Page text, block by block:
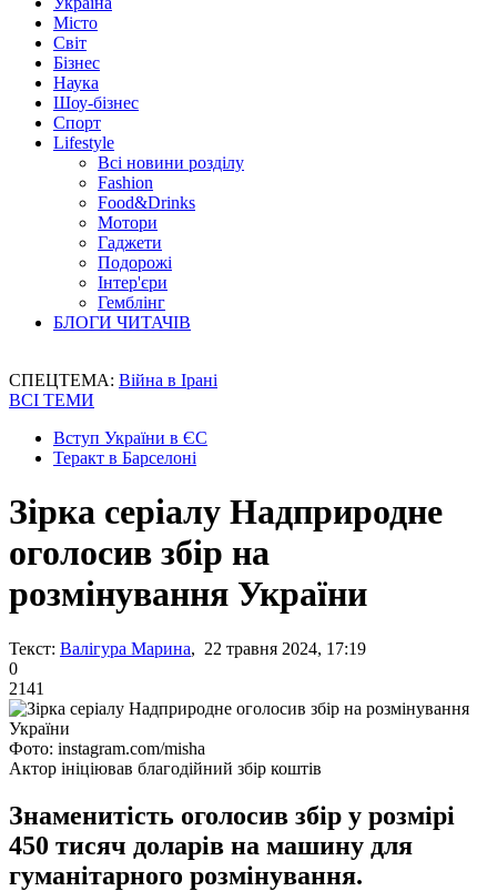
Місто
Світ
Бізнес
Наука
Шоу-бізнес
Спорт
Lifestyle
Всі новини розділу
Fashion
Food&Drinks
Мотори
Гаджети
Подорожі
Інтер'єри
Гемблінг
БЛОГИ ЧИТАЧІВ
СПЕЦТЕМА: Війна в Ірані
ВСІ ТЕМИ
Вступ України в ЄС
Теракт в Барселоні
Зірка серіалу Надприродне
оголосив збір на
розмінування України
Текст: Валігура Марина, 22 травня 2024, 17:19
0
2141
Фото: instagram.com/misha
Актор ініціював благодійний збір коштів
Знаменитість оголосив збір у розмірі
450 тисяч доларів на машину для
гуманітарного розмінування.